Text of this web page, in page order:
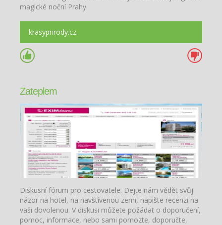
magické noční Prahy.
krasyprirody.cz
Zateplem
Diskusní fórum pro cestovatele. Dejte nám vědět svůj
názor na hotel, na navštívenou zemi, napište recenzi na
vaši dovolenou. V diskusi můžete požádat o doporučení,
pomoc, informace, nebo sami pomozte, doporučte,